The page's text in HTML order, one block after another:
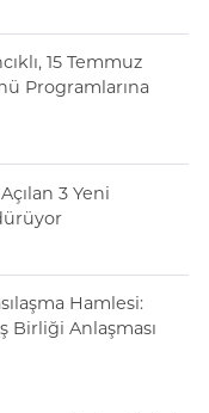
15 Temmuz
Programlarına
3 Yeni
Hamlesi:
Birliği Anlaşması